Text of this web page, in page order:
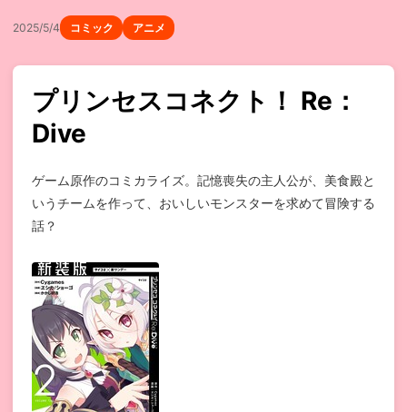
2025/5/4 コミック アニメ
プリンセスコネクト！ Re：
Dive
ゲーム原作のコミカライズ。記憶喪失の主人公が、美食殿と
いうチームを作って、おいしいモンスターを求めて冒険する
話？